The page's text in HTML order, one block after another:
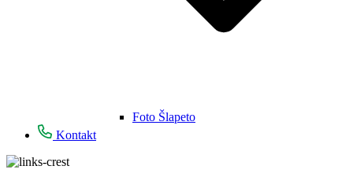
Foto Šlapeto
Kontakt